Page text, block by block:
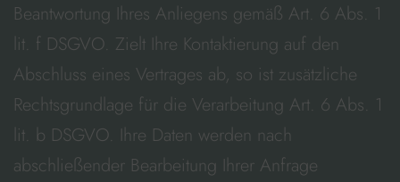
Beantwortung Ihres Anliegens gemäß Art. 6 Abs. 1
lit. f DSGVO. Zielt Ihre Kontaktierung auf den
Abschluss eines Vertrages ab, so ist zusätzliche
Rechtsgrundlage für die Verarbeitung Art. 6 Abs. 1
lit. b DSGVO. Ihre Daten werden nach
abschließender Bearbeitung Ihrer Anfrage